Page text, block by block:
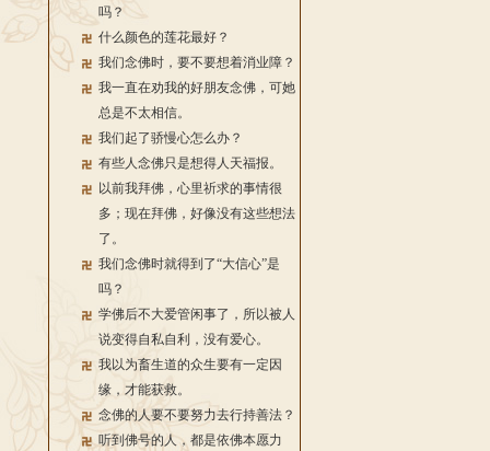
吗？
什么颜色的莲花最好？
我们念佛时，要不要想着消业障？
我一直在劝我的好朋友念佛，可她
总是不太相信。
我们起了骄慢心怎么办？
有些人念佛只是想得人天福报。
以前我拜佛，心里祈求的事情很
多；现在拜佛，好像没有这些想法
了。
我们念佛时就得到了“大信心”是
吗？
学佛后不大爱管闲事了，所以被人
说变得自私自利，没有爱心。
我以为畜生道的众生要有一定因
缘，才能获救。
念佛的人要不要努力去行持善法？
听到佛号的人，都是依佛本愿力